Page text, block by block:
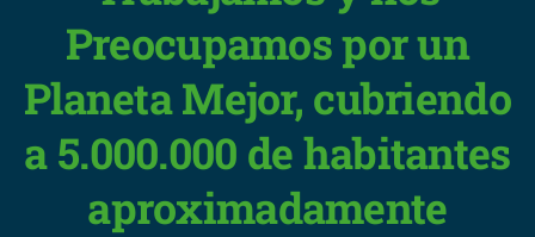
Preocupamos por un
Planeta Mejor, cubriendo
a 5.000.000 de habitantes
aproximadamente